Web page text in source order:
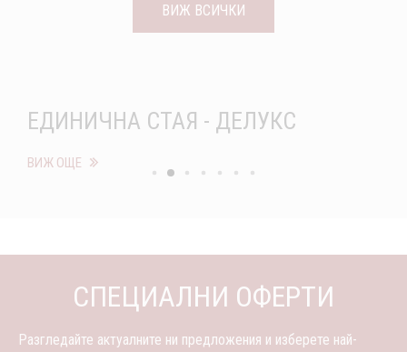
ВИЖ ВСИЧКИ
ЕДИНИЧНА СТАЯ - ЕКСКЛУЗИВ
ВИЖ ОЩЕ
СПЕЦИАЛНИ ОФЕРТИ
Разгледайте актуалните ни предложения и изберете най-